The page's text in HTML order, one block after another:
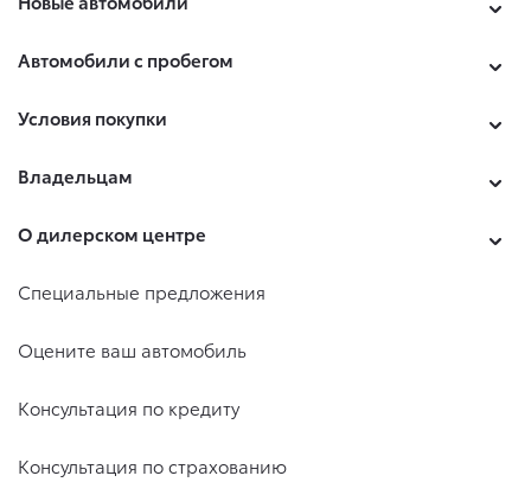
Автомобили с пробегом
Условия покупки
Владельцам
О дилерском центре
Специальные предложения
Оцените ваш автомобиль
Консультация по кредиту
Консультация по страхованию